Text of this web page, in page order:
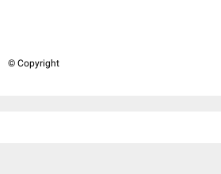
© Copyright